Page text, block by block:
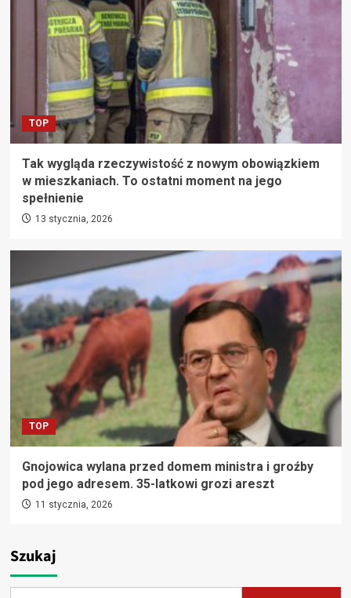
TOP
Tak wygląda rzeczywistość z nowym obowiązkiem
w mieszkaniach. To ostatni moment na jego
spełnienie
13 stycznia, 2026
TOP
Gnojowica wylana przed domem ministra i groźby
pod jego adresem. 35-latkowi grozi areszt
11 stycznia, 2026
Szukaj